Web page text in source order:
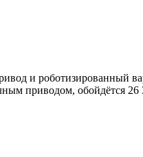
и роботизированный
приводом, обойдётся 26